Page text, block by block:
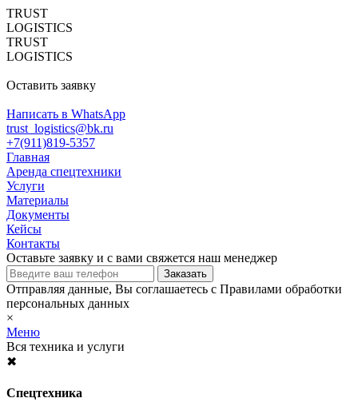
TRUST
LOGISTICS
TRUST
LOGISTICS
Оставить заявку
Написать в WhatsApp
trust_logistics@bk.ru
+7(911)819-5357
Главная
Аренда спецтехники
Услуги
Материалы
Документы
Кейсы
Контакты
Оставьте заявку и с вами свяжется наш менеджер
Отправляя данные, Вы соглашаетесь с Правилами обработки
персональных данных
×
Меню
Вся техника и услуги
✖
Спецтехника